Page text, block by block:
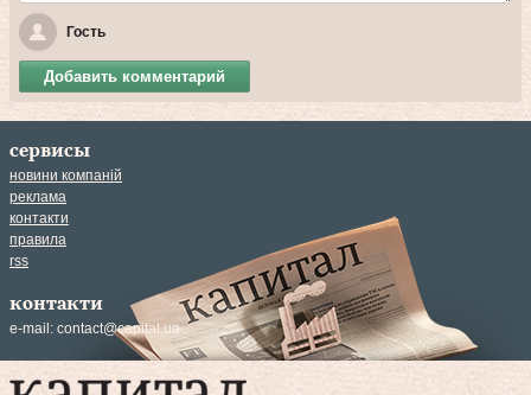
Гость
Добавить комментарий
сервисы
новини компаній
реклама
контакти
правила
rss
контакти
e-mail: contact@capital.ua